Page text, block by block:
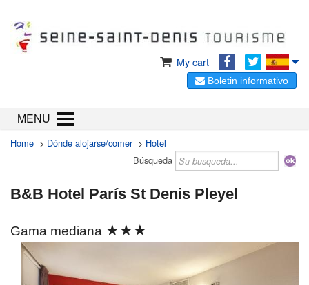
My cart
Boletin informativo
MENU
Home > Dónde alojarse/comer> Hotel
Búsqueda
B&B Hotel París St Denis Pleyel
Gama mediana ★★★